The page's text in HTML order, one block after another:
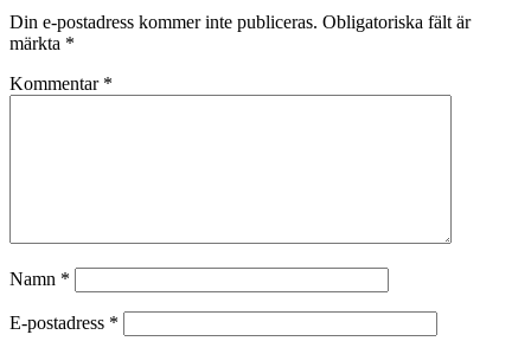
Din e-postadress kommer inte publiceras. Obligatoriska fält är
märkta *
Kommentar *
Namn *
E-postadress *